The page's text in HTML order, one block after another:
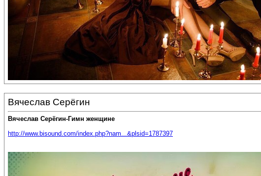
Вячеслав Серёгин
Вячеслав Серёгин-Гимн женщине
http://www.bisound.com/index.php?nam...&plsid=1787397